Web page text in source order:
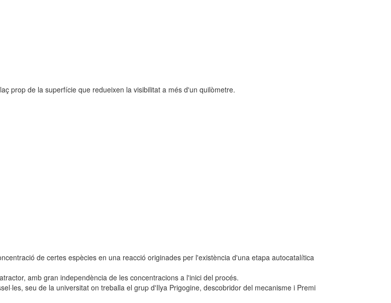
prop de la superfície que redueixen la visibilitat a més d'un quilòmetre.
de certes espècies en una reacció originades per l'existència d'una etapa autocatalítica
amb gran independència de les concentracions a l'inici del procés.
seu de la universitat on treballa el grup d'Ilya Prigogine, descobridor del mecanisme i Premi